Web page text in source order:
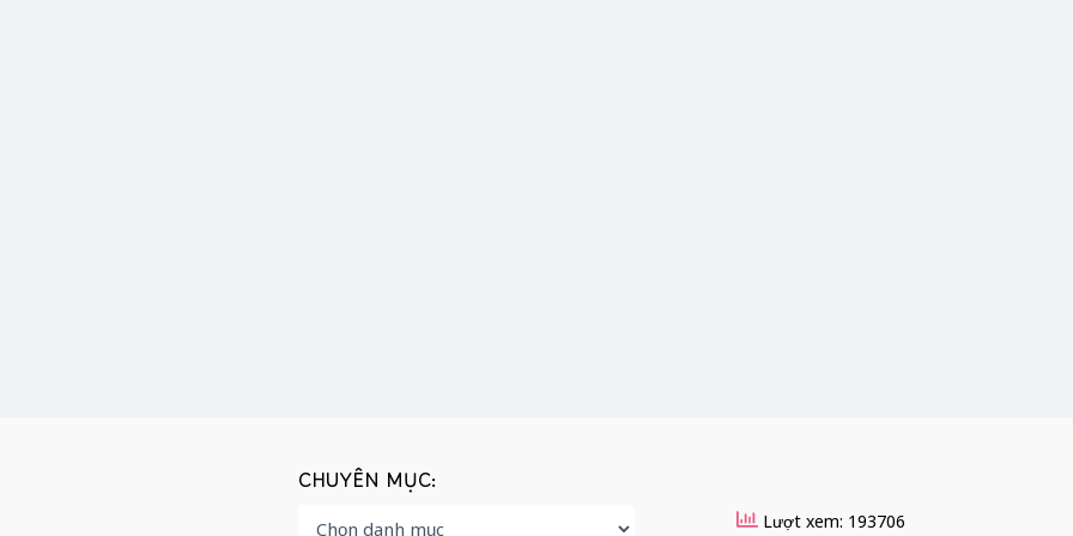
CHUYÊN MỤC:
Lượt xem: 193706